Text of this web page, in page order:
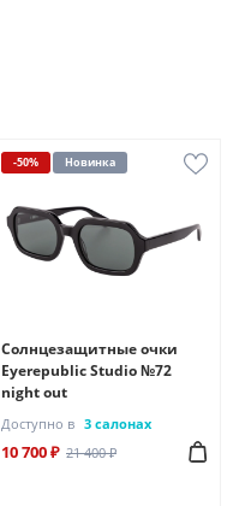
-50% Новинка
Солнцезащитные очки
Eyerepublic Studio №72
night out
Доступно в 3 салонах
10 700 ₽ 21 400 ₽